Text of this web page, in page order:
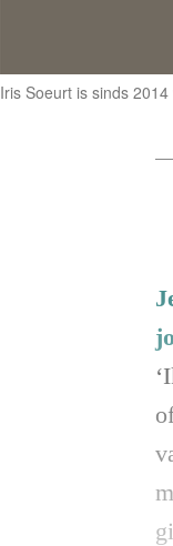
Iris Soeurt is sinds